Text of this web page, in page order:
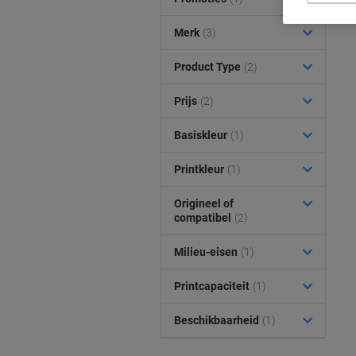
Merk (3)
Product Type (2)
Prijs (2)
Basiskleur (1)
Printkleur (1)
Origineel of
compatibel
(2)
Milieu-eisen (1)
Printcapaciteit (1)
Beschikbaarheid (1)